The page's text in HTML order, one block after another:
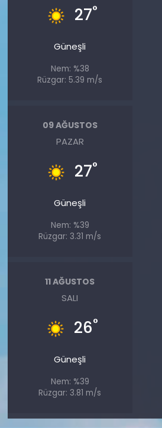
27°
Güneşli
Nem: %38
Rüzgar: 5.39 m/s
09 AĞUSTOS
PAZAR
27°
Güneşli
Nem: %39
Rüzgar: 3.31 m/s
11 AĞUSTOS
SALI
26°
Güneşli
Nem: %39
Rüzgar: 3.81 m/s